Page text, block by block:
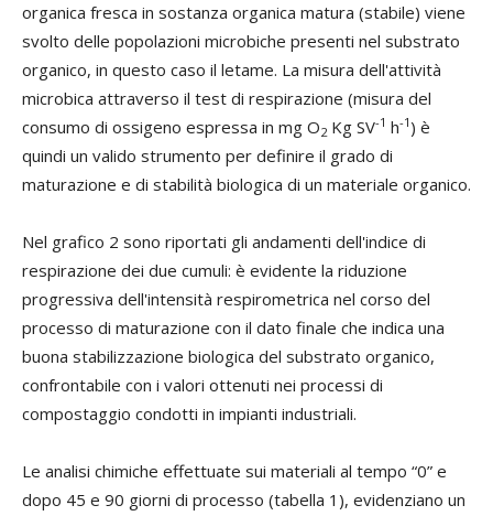
organica fresca in sostanza organica matura (stabile) viene
svolto delle popolazioni microbiche presenti nel substrato
organico, in questo caso il letame. La misura dell'attività
microbica attraverso il test di respirazione (misura del
consumo di ossigeno espressa in mg O2 Kg SV-1 h-1) è
quindi un valido strumento per definire il grado di
maturazione e di stabilità biologica di un materiale organico.
Nel grafico 2 sono riportati gli andamenti dell'indice di
respirazione dei due cumuli: è evidente la riduzione
progressiva dell'intensità respirometrica nel corso del
processo di maturazione con il dato finale che indica una
buona stabilizzazione biologica del substrato organico,
confrontabile con i valori ottenuti nei processi di
compostaggio condotti in impianti industriali.
Le analisi chimiche effettuate sui materiali al tempo “0” e
dopo 45 e 90 giorni di processo (tabella 1), evidenziano un